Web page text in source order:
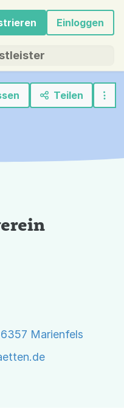
Einloggen
Teilen
Marienfels